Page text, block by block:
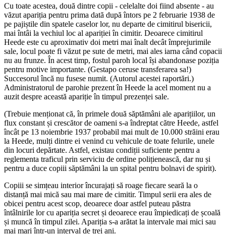
Cu toate acestea, două dintre copii - celelalte doi fiind absente - au
văzut apariția pentru prima dată după întors pe 2 februarie 1938 de
pe pajiștile din spatele caselor lor, nu departe de cimitirul bisericii,
mai întâi la vechiul loc al apariției în cimitir. Deoarece cimitirul
Heede este cu aproximativ doi metri mai înalt decât împrejurimile
sale, locul poate fi văzut pe sute de metri, mai ales iarna când copacii
nu au frunze. În acest timp, fostul paroh local își abandonase poziția
pentru motive importante. (Gestapo ceruse transferarea sa!)
Succesorul încă nu fusese numit. (Autorul acestei raportări.)
Administratorul de parohie prezent în Heede la acel moment nu a
auzit despre această apariție în timpul prezenței sale.
(Trebuie menționat că, în primele două săptămâni ale aparițiilor, un
flux constant și crescător de oameni s-a îndreptat către Heede, astfel
încât pe 13 noiembrie 1937 probabil mai mult de 10.000 străini erau
la Heede, mulți dintre ei venind cu vehicule de toate felurile, unele
din locuri depărtate. Astfel, existau condiții suficiente pentru a
reglementa traficul prin serviciu de ordine polițienească, dar nu și
pentru a duce copiii săptămâni la un spital pentru bolnavi de spirit).
Copiii se simțeau interior încurajați să roage fiecare seară la o
distanță mai mică sau mai mare de cimitir. Timpul serii era ales de
obicei pentru acest scop, deoarece doar astfel puteau păstra
întâlnirile lor cu apariția secret și deoarece erau împiedicați de școală
și muncă în timpul zilei. Apariția s-a arătat la intervale mai mici sau
mai mari într-un interval de trei ani.